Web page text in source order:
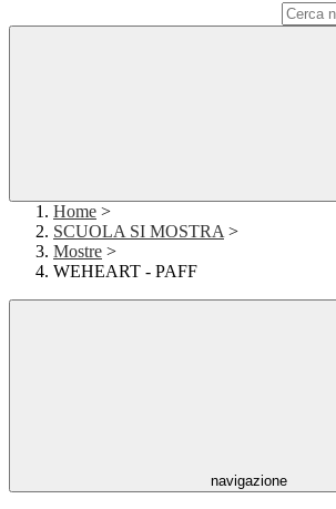
Home >
SCUOLA SI MOSTRA >
Mostre >
WEHEART - PAFF
navigazione